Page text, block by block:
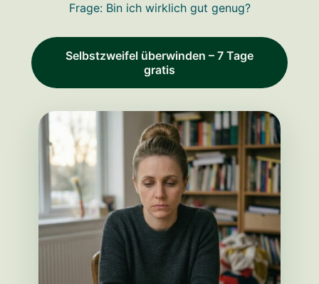
Frage: Bin ich wirklich gut genug?
Selbstzweifel überwinden – 7 Tage
gratis